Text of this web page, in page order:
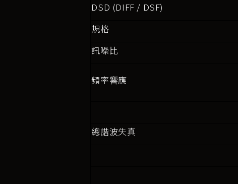
DSD (DIFF / DSF)
規格
訊噪比
頻率響應
總諧波失真